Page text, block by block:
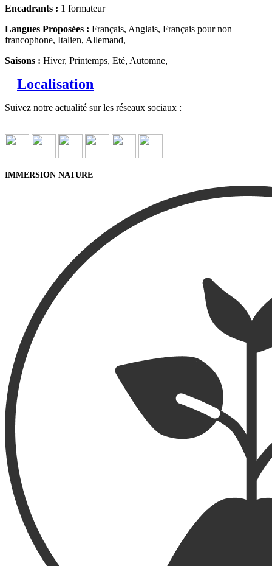
Encadrants : 1 formateur
Langues Proposées : Français, Anglais, Français pour non
francophone, Italien, Allemand,
Saisons : Hiver, Printemps, Eté, Automne,
Localisation
Suivez notre actualité sur les réseaux sociaux :
IMMERSION NATURE